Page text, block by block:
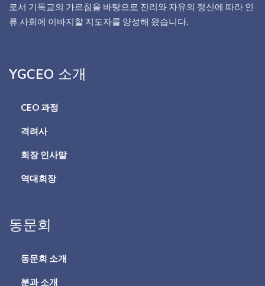
로서 기독교의 가르침을 바탕으로 진리와 자유의 정신에 따라 인
류 사회에 이바지할 지도자를 양성해 왔습니다.
YGCEO 소개
CEO 과정
격려사
회장 인사말
역대회장
동문회
동문회 소개
분과 소개